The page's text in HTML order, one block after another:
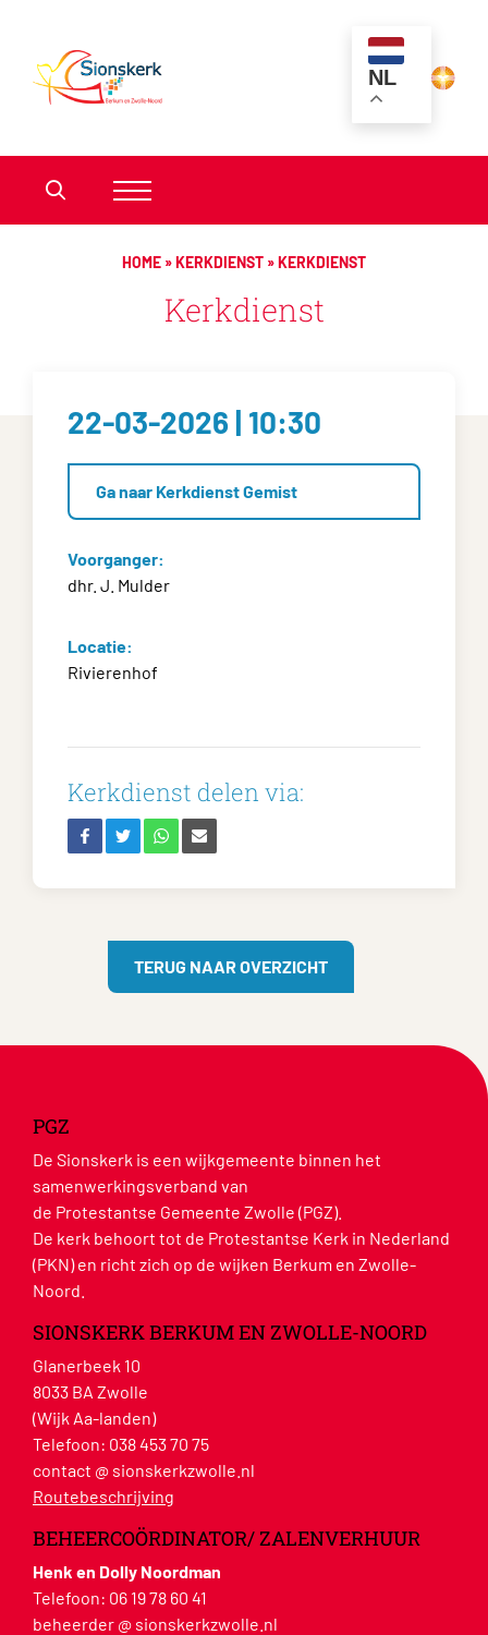
NL
HOME »KERKDIENST »KERKDIENST
Kerkdienst
22-03-2026 | 10:30
Ga naar Kerkdienst Gemist
Voorganger:
dhr. J. Mulder
Locatie:
Rivierenhof
Kerkdienst delen via:
TERUG NAAR OVERZICHT
PGZ
De Sionskerk is een wijkgemeente binnen het
samenwerkingsverband van
de Protestantse Gemeente Zwolle (PGZ).
De kerk behoort tot de Protestantse Kerk in Nederland
(PKN) en richt zich op de wijken Berkum en Zwolle-
Noord.
SIONSKERK BERKUM EN ZWOLLE-NOORD
Glanerbeek 10
8033 BA Zwolle
(Wijk Aa-landen)
Telefoon: 038 453 70 75
contact @ sionskerkzwolle.nl
Routebeschrijving
BEHEERCOÖRDINATOR/ ZALENVERHUUR
Henk en Dolly Noordman
Telefoon: 06 19 78 60 41
beheerder @ sionskerkzwolle.nl